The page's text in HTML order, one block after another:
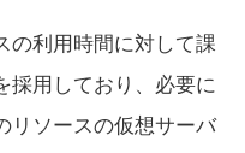
利用時間に対して課
採用しており、必要に
リソースの仮想サーバ